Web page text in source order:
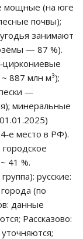
мощные (на юге
почвы);
занимают
— 87 %).
887 млн м³);
—
минеральные
место в РФ).
41 %.
русские:
(по
данные
Рассказово: